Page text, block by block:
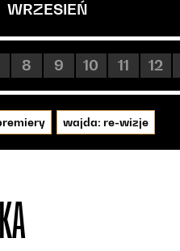
WRZESIEŃ
8 9 10 11 12
wajda: re-wizje